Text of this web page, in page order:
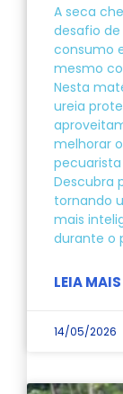
A seca
desafio
consumo
mesmo
Nesta
ureia
melhorar
pecuarista
Descubra
tornando
mais
durante o
LEIA MAIS
14/05/2026